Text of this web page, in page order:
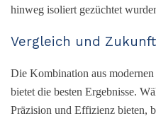
hinweg isoliert gezüchtet
Vergleich und
Die Kombination aus
bietet die besten Ergebnisse.
Präzision und Effizienz bieten,